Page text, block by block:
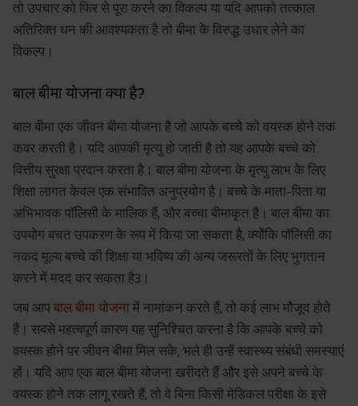
तो उपचार को फिर से पूरा करने का विकल्प या यदि आपको तत्काल
अतिरिक्त धन की आवश्यकता है तो बीमा के विरुद्ध उधार लेने का
विकल्प।
बाल बीमा योजना क्या है?
बाल बीमा एक जीवन बीमा योजना है जो आपके बच्चे को वयस्क होने तक
कवर करती है। यदि आपकी मृत्यु हो जाती है तो यह आपके बच्चे को
वित्तीय सुरक्षा प्रदान करता है। बाल बीमा योजना के मृत्यु लाभ के लिए
शिक्षा लागत केवल एक संभावित अनुप्रयोग है। बच्चे के माता-पिता या
अभिभावक पॉलिसी के मालिक हैं, और बच्चा बीमाकृत है। बाल बीमा का
उपयोग बचत उपकरण के रूप में किया जा सकता है, क्योंकि पॉलिसी का
नकद मूल्य बच्चे की शिक्षा या भविष्य की अन्य जरूरतों के लिए भुगतान
करने में मदद कर सकता है3।
जब आप बाल बीमा योजना में नामांकन करते हैं, तो कई लाभ मौजूद होते
हैं। सबसे महत्वपूर्ण कारण यह सुनिश्चित करना है कि आपके बच्चे को
वयस्क होने पर जीवन बीमा मिल सके, भले ही उन्हें स्वास्थ्य संबंधी समस्याएं
हों। यदि आप एक बाल बीमा योजना खरीदते हैं और इसे अपने बच्चे के
वयस्क होने तक लागू रखते हैं, तो वे बिना किसी मेडिकल परीक्षा के इसे